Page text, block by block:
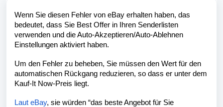
Wenn Sie diesen Fehler von eBay erhalten haben, das
bedeutet, dass Sie Best Offer in Ihren Senderlisten
verwenden und die Auto-Akzeptieren/Auto-Ablehnen
Einstellungen aktiviert haben.
Um den Fehler zu beheben, Sie müssen den Wert für den
automatischen Rückgang reduzieren, so dass er unter dem
Kauf-It Now-Preis liegt.
Laut eBay, sie würden “das beste Angebot für Sie